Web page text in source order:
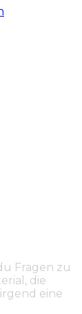
Fragen zu
die
eine